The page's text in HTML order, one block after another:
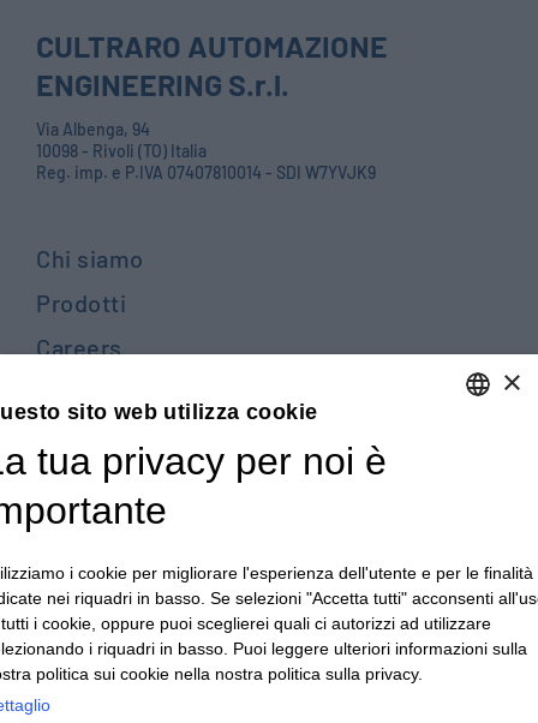
CULTRARO AUTOMAZIONE
ENGINEERING S.r.l.
Via Albenga, 94
10098 - Rivoli (TO) Italia
Reg. imp. e P.IVA 07407810014 - SDI W7YVJK9
Chi siamo
Prodotti
Careers
PRIVACY POLICY E COOKIES
TERMINI E CONDIZIONI GENERALI DI VENDITA
TERMINI E CONDIZIONI GENERALI DI ACQUISTO
PRIVACY DIPENDENTI - PRIVACY CLIENTI E FORNITORI
CONDIZIONI GENERALI PER LA REALIZZAZIONE DI
ATTREZZATURE
FRENCH
GERMAN
ZH
×
sito web utilizza cookie
tua privacy per noi è
i cookie per migliorare l'esperienza dell'utente e per le finalità
nei riquadri in basso. Se selezioni "Accetta tutti" acconsenti
i cookie, oppure puoi sceglierei quali ci autorizzi ad utilizzare
i riquadri in basso. Puoi leggere ulteriori informazioni sulla
politica sui cookie nella nostra politica sulla privacy.